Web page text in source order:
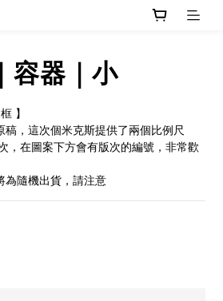
容器｜小
】
，這次個米克斯提供了兩個比例尺
，在圖案下方會有版次的編號，非常歡
為隨機出貨，請注意